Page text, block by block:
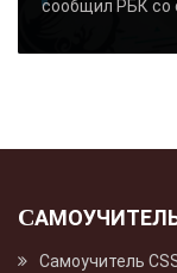
сообщил РБК со
Самоучитель